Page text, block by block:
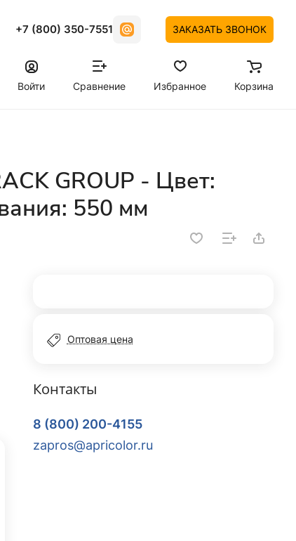
+7 (800) 350-7551 ЗАКАЗАТЬ ЗВОНОК
Войти
Сравнение Избранное Корзина
GROUP - Цвет:
550 мм
Оптовая цена
Контакты
8 (800) 200-4155
zapros@apricolor.ru